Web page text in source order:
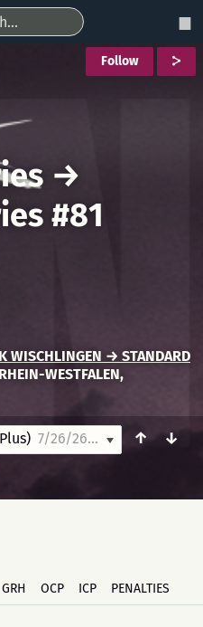
Follow
→
#81
WISCHLINGEN → STANDARD
WESTFALEN,
7/26/26 10:00 ↑ ↓
GRH OCP ICP PENALTIES